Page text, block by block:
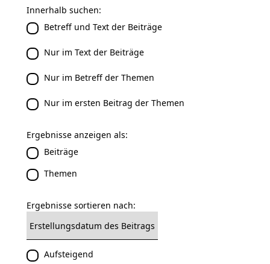
Innerhalb suchen:
Betreff und Text der Beiträge
Nur im Text der Beiträge
Nur im Betreff der Themen
Nur im ersten Beitrag der Themen
Ergebnisse anzeigen als:
Beiträge
Themen
Ergebnisse sortieren nach:
Aufsteigend